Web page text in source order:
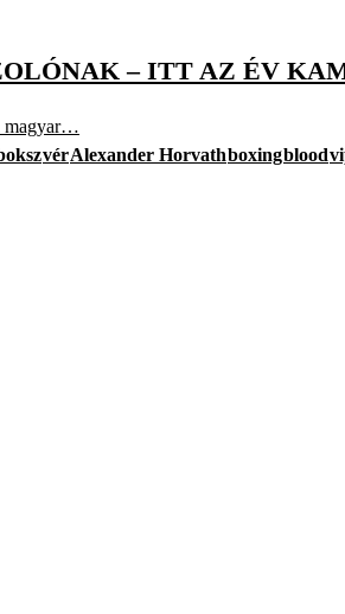
– ITT AZ ÉV
magyar…
vérAlexander Horvathboxingblood